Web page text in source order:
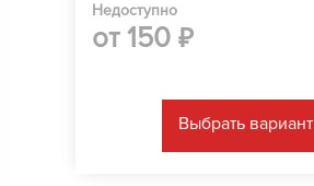
Недоступно
от150 ₽
Выбрать вариант